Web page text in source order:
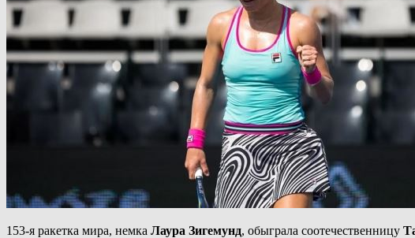
153-я ракетка мира, немка Лаура Зигемунд, обыграла соотечественницу